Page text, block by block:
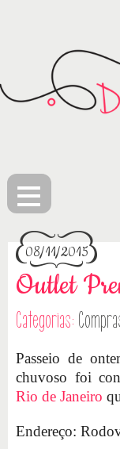
≡
08/11/2015
Outlet
Categorias:
Passeio de
chuvoso foi
Rio de Janeiro
Endereço: